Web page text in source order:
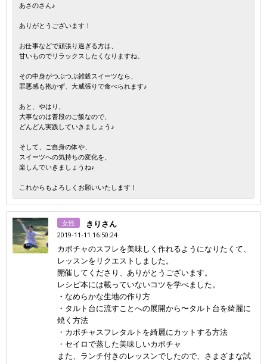
あさのさん♪
ありがとうございます！
お仕事などで頑張り過ぎる方は、
甘いものでリラックスしたくなりますね。
その中身がつぶつぶ雑穀スイーツなら、
罪悪感も抱かず、大威張りで食べられます♪
あと、やはり、
大事なのは普段のご飯なので、
どんどん実践していきましょう♪
そして、ご自身の体や、
スイーツへの気持ちの変化を、
楽しんでいきましょうね♪
これからもよろしくお願いいたします！
女性 きりさん
2019-11-11 16:50:24
カボチャのスフレを美味しく作れるようになりたくて、
レッスンをリクエストしました。
開催してくださり、ありがとうございます。
レシピ本には載っていないコツを学べました。
・なめらかな生地の作り方
・タルト台に流すことへの展開から〜タルト台を綺麗に
焼く方法
・カボチャスフレタルトを綺麗にカットする方法
・セイロで蒸した美味しいカボチャ
また、ランチ付きのレッスンでしたので、さまざまな試